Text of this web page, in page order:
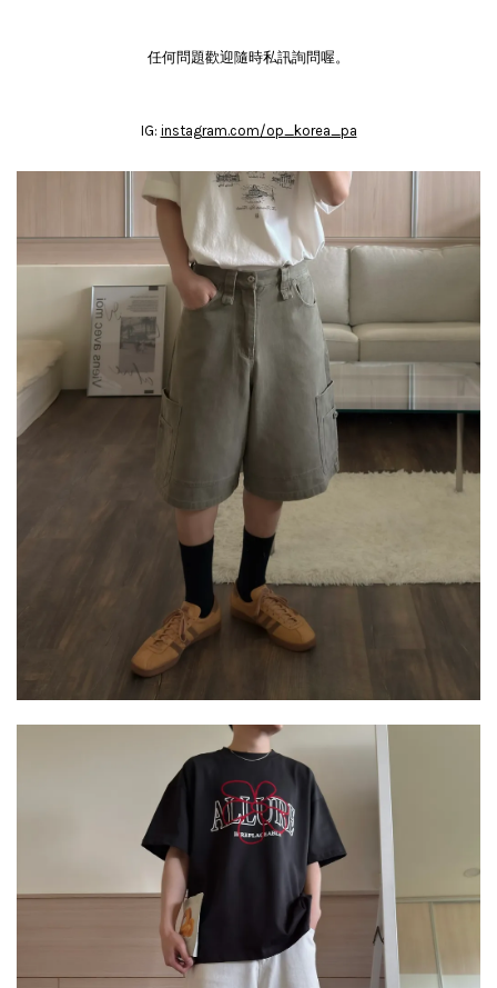
任何問題歡迎隨時私訊詢問喔。
IG: instagram.com/op_korea_pa